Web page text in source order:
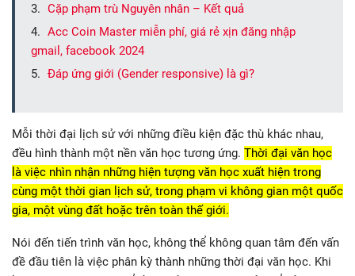
Cặp phạm trù Nguyên nhân – Kết quả
Acc Coin Master miễn phí, giá rẻ xịn đăng nhập
gmail, facebook 2024
Đáp ứng giới (Gender responsive) là gì?
Mỗi thời đại lịch sử với những điều kiện đặc thù khác nhau,
đều hình thành một nền văn học tương ứng. Thời đại văn học
là việc nhìn nhận những hiện tượng văn học xuất hiện trong
cùng một thời gian lịch sử, trong phạm vi không gian một quốc
gia, một vùng đất hoặc trên toàn thế giới.
Nói đến tiến trình văn học, không thể không quan tâm đến vấn
đề đầu tiên là việc phân kỳ thành những thời đại văn học. Khi